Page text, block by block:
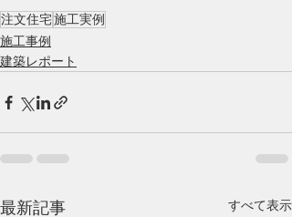
注文住宅施工実例
施工事例
建築レポート
最新記事 すべて表示